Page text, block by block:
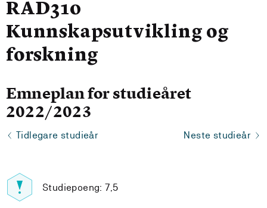
RAD310
Kunnskapsutvikling og
forskning
Emneplan for studieåret
2022/2023
Tidlegare studieår Neste studieår
Studiepoeng: 7,5